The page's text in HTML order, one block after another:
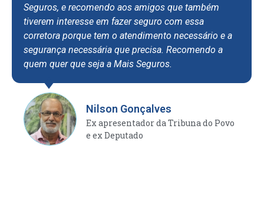
Seguros, e recomendo aos amigos que também
tiverem interesse em fazer seguro com essa
corretora porque tem o atendimento necessário e a
segurança necessária que precisa. Recomendo a
quem quer que seja a Mais Seguros.
Nilson Gonçalves
Ex apresentador da Tribuna do Povo
e ex Deputado